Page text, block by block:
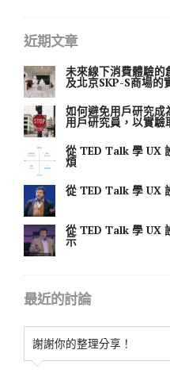
近期文章
未來線下消費體驗
及北京SKP-S商場的
如何避免用戶研究
用戶研究員，以實驗
從 TED Talk 學 UX
煩
從 TED Talk 學 UX
從 TED Talk 學 UX
示
最近的討論
謝謝你的整理分享！